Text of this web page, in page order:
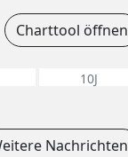
Charttool öffnen
10J
Nachrichten